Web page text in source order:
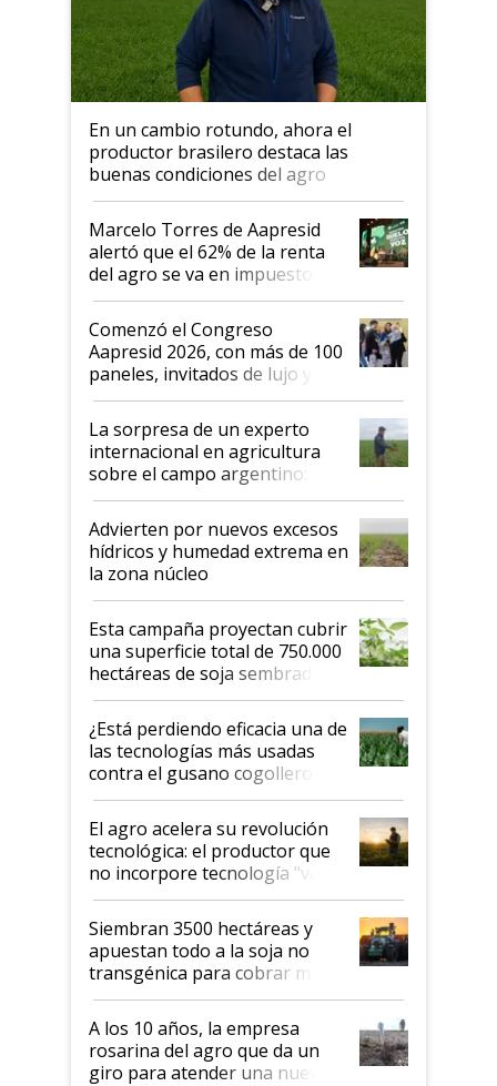
En un cambio rotundo, ahora el
productor brasilero destaca las
buenas condiciones del agro
argentino para invertir: "Los veo
más motivados"
Marcelo Torres de Aapresid
alertó que el 62% de la renta
del agro se va en impuestos:
"No es bueno que en
Argentina se sigan discutiendo
las mismas cosas de hace 50
años"
Comenzó el Congreso
Aapresid 2026, con más de 100
paneles, invitados de lujo y
todas las tendencias
La sorpresa de un experto
internacional en agricultura
sobre el campo argentino:
"Estoy muy impresionado"
Advierten por nuevos excesos
hídricos y humedad extrema en
la zona núcleo
Esta campaña proyectan cubrir
una superficie total de 750.000
hectáreas de soja sembradas
con una nueva generación de
variedades que marcan un
salto tecnológico en genética y
rendimiento
¿Está perdiendo eficacia una de
las tecnologías más usadas
contra el gusano cogollero? El
desafío de una tecnología clave
El agro acelera su revolución
tecnológica: el productor que
no incorpore tecnología "va a
perder el tren"
Siembran 3500 hectáreas y
apuestan todo a la soja no
transgénica para cobrar más
por tonelada: compraron un
semillero
A los 10 años, la empresa
rosarina del agro que da un
giro para atender una nueva